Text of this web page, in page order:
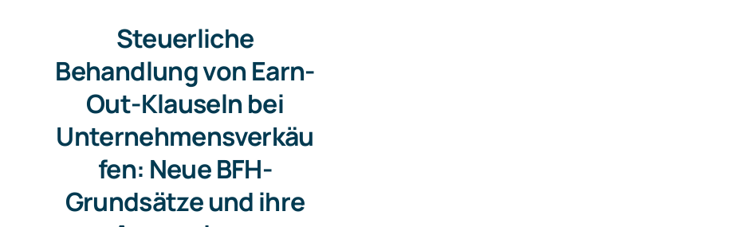
Steuerliche
Behandlung von Earn-
Out-Klauseln bei
Unternehmensverkäu
fen: Neue BFH-
Grundsätze und ihre